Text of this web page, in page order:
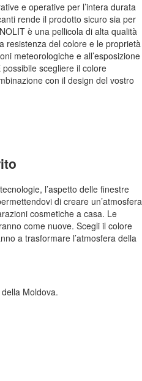
e operative per l’intera durata
rende il prodotto sicuro sia per
è una pellicola di alta qualità
resistenza del colore e le proprietà
meteorologiche e all’esposizione
scegliere il colore
con il design del vostro
l’aspetto delle finestre
di creare un’atmosfera
cosmetiche a casa. Le
come nuove. Scegli il colore
a trasformare l’atmosfera della
Moldova.